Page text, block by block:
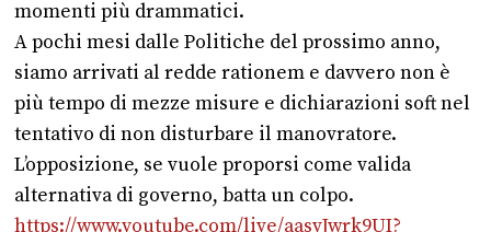
momenti più drammatici.
A pochi mesi dalle Politiche del prossimo anno,
siamo arrivati al redde rationem e davvero non è
più tempo di mezze misure e dichiarazioni soft nel
tentativo di non disturbare il manovratore.
L’opposizione, se vuole proporsi come valida
alternativa di governo, batta un colpo.
https://www.youtube.com/live/aasvJwrk9UI?